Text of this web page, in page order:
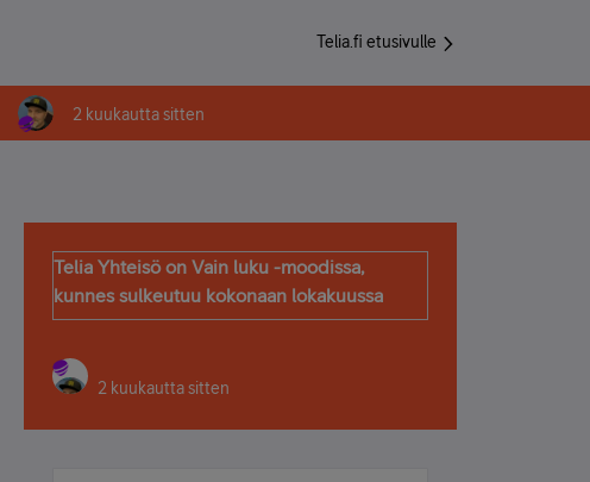
Telia.fi etusivulle
2 kuukautta sitten
Telia Yhteisö on Vain luku -moodissa,
kunnes sulkeutuu kokonaan lokakuussa
2 kuukautta sitten